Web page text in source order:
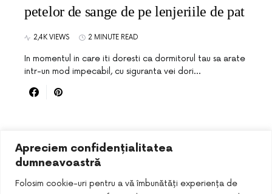
Apreciem confidențialitatea
dumneavoastră
Folosim cookie-uri pentru a vă îmbunătăți experiența de
petelor de sange de pe lenjeriile de pat
2,4K VIEWS 2 MINUTE READ
In momentul in care iti doresti ca dormitorul tau sa arate
intr-un mod impecabil, cu siguranta vei dori…